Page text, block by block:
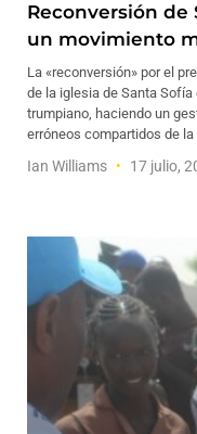
Reconversión de
un movimiento
La «reconversión» por el
de la iglesia de Santa
trumpiano, haciendo un
erróneos compartidos de
Ian Williams 17 julio,